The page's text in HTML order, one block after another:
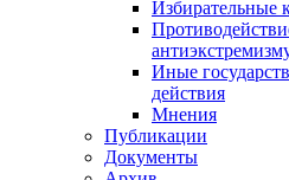
Избирательные
Иные
действия
Мнения
Публикации
Документы